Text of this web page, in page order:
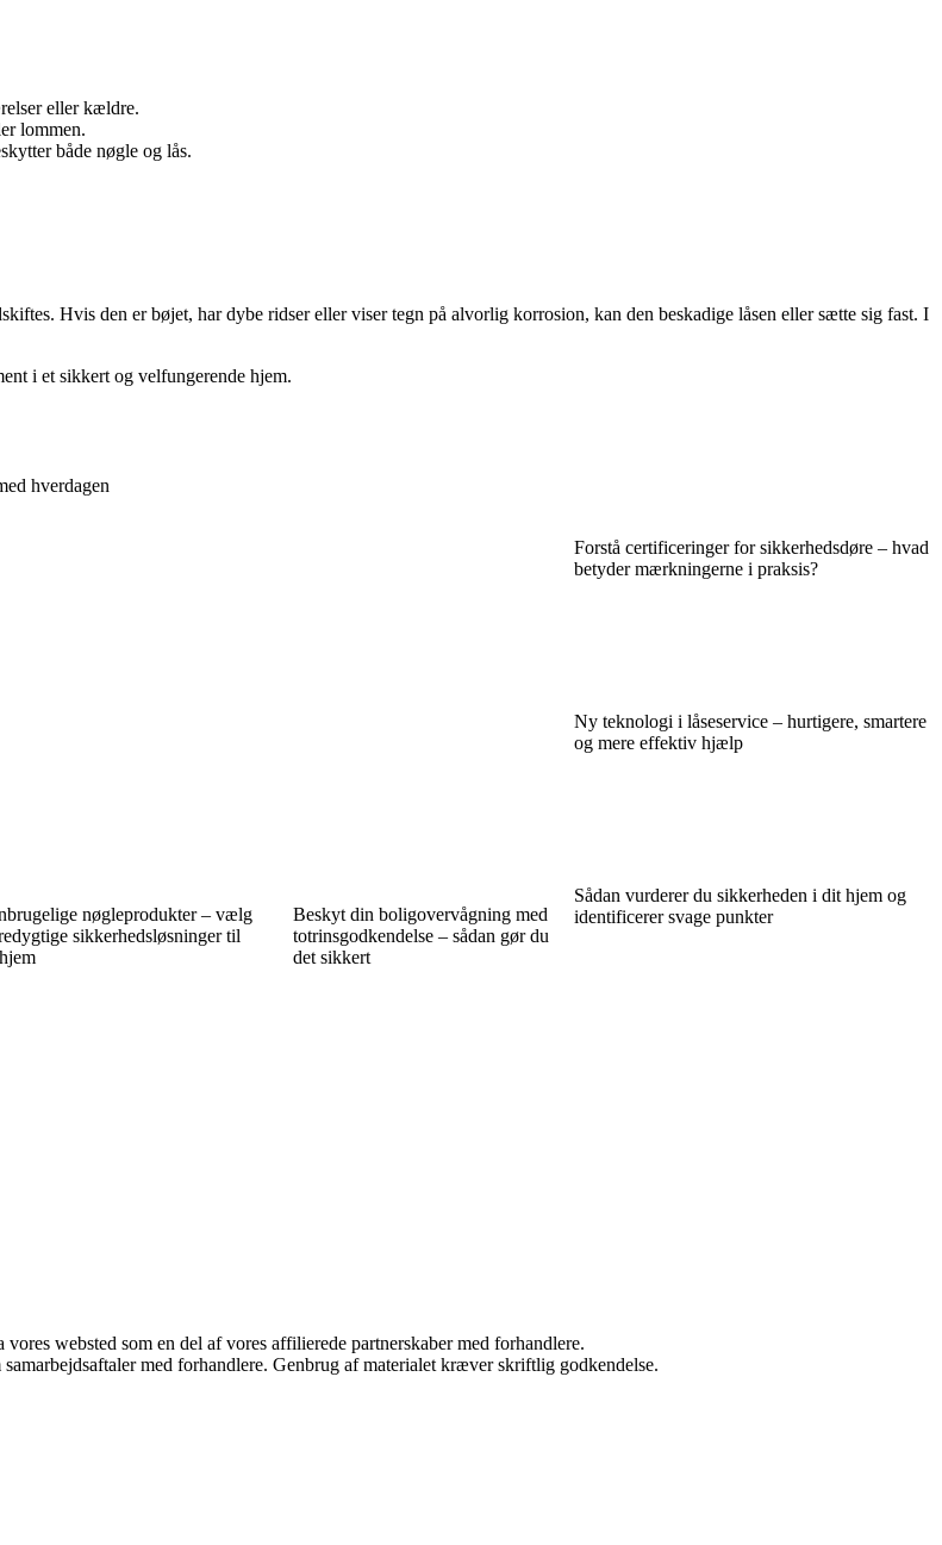
eller kældre.
lommen.
både nøgle og lås.
Hvis den er bøjet, har dybe ridser eller viser tegn på alvorlig korrosion, kan den beskadige låsen eller sætte sig fast. I
i et sikkert og velfungerende hjem.
hverdagen
nøgleprodukter – vælg
sikkerhedsløsninger til
Beskyt din boligovervågning med
totrinsgodkendelse – sådan gør du
det sikkert
Forstå certificeringer for sikkerhedsdøre – hvad
betyder mærkningerne i praksis?
Ny teknologi i låseservice – hurtigere, smartere
og mere effektiv hjælp
Sådan vurderer du sikkerheden i dit hjem og
identificerer svage punkter
websted som en del af vores affilierede partnerskaber med forhandlere.
med forhandlere. Genbrug af materialet kræver skriftlig godkendelse.